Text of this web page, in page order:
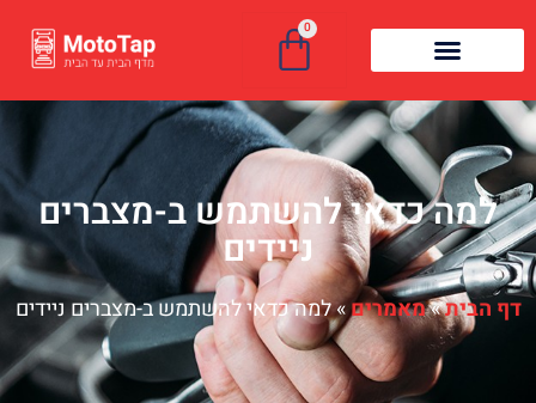
0
למה כדאי להשתמש ב-מצברים
ניידים
דף הבית»מאמרים»למה כדאי להשתמש ב-מצברים ניידים